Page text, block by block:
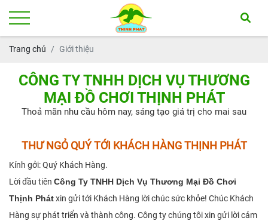
Trang chủ Giới thiệu
CÔNG TY TNHH DỊCH VỤ THƯƠNG
MẠI ĐỒ CHƠI THỊNH PHÁT
Thoả mãn nhu cầu hôm nay, sáng tạo giá trị cho mai sau
THƯ NGỎ QUÝ TỚI KHÁCH HÀNG THỊNH PHÁT
Kính gởi: Quý Khách Hàng.
Lời đầu tiên Công Ty TNHH Dịch Vụ Thương Mại Đồ Chơi
Thịnh Phátxin gửi tới Khách Hàng lời chúc sức khỏe! Chúc Khách
Hàng sự phát triển và thành công. Công ty chúng tôi xin gửi lời cảm